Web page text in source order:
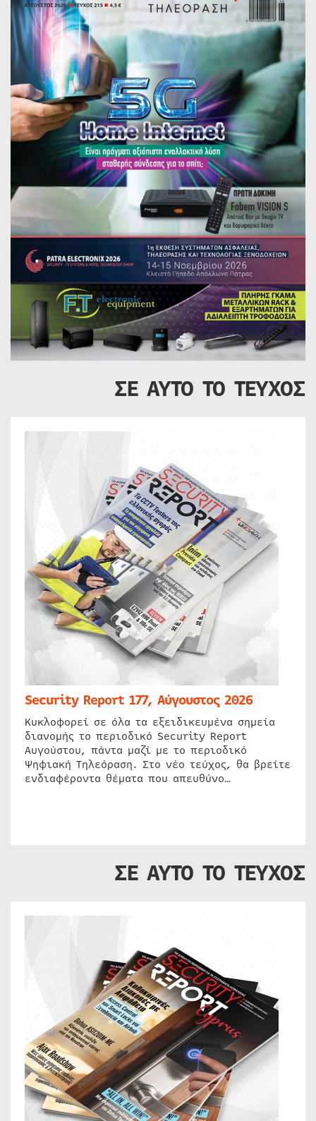
ΣΕ ΑΥΤΟ ΤΟ ΤΕΥΧΟΣ
Security Report 177, Αύγουστος 2026
Κυκλοφορεί σε όλα τα εξειδικευμένα σημεία
διανομής το περιοδικό Security Report
Αυγούστου, πάντα μαζί με το περιοδικό
Ψηφιακή Τηλεόραση. Στο νέο τεύχος, θα βρείτε
ενδιαφέροντα θέματα που απευθύνο…
ΣΕ ΑΥΤΟ ΤΟ ΤΕΥΧΟΣ